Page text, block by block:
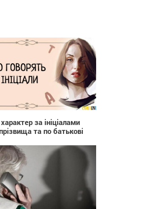
177 784
за ініціалами
та по батькові